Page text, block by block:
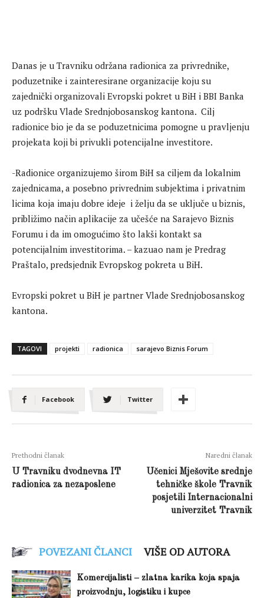
Danas je u Travniku održana radionica za privrednike,
poduzetnike i zainteresirane organizacije koju su
zajednički organizovali Evropski pokret u BiH i BBI Banka
uz podršku Vlade Srednjobosanskog kantona. Cilj
radionice bio je da se poduzetnicima pomogne u pravljenju
projekata koji bi privukli potencijalne investitore.
-Radionice organizujemo širom BiH sa ciljem da lokalnim
zajednicama, a posebno privrednim subjektima i privatnim
licima koja imaju dobre ideje i želju da se uključe u biznis,
približimo način aplikacije za učešće na Sarajevo Biznis
Forumu i da im omogućimo što lakši kontakt sa
potencijalnim investitorima. – kazuao nam je Predrag
Praštalo, predsjednik Evropskog pokreta u BiH.
Evropski pokret u BiH je partner Vlade Srednjobosanskog
kantona.
TAGOVI projekti radionica sarajevo Biznis Forum
Facebook Twitter
Prethodni članak
U Travniku dvodnevna IT
radionica za nezaposlene
Naredni članak
Učenici Mješovite srednje
tehničke škole Travnik
posjetili Internacionalni
univerzitet Travnik
POVEZANI ČLANCI VIŠE OD AUTORA
Komercijalisti – zlatna karika koja spaja
proizvodnju, logistiku i kupce